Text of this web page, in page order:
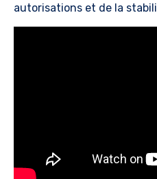
autorisations et de la